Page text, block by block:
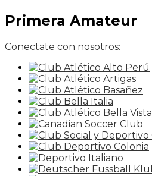
Primera Amateur
Conectate con nosotros: